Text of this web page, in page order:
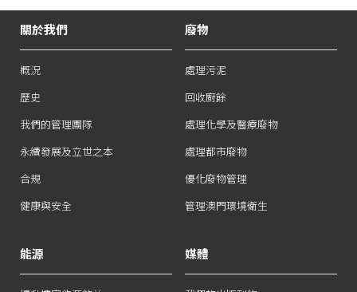
關於我們
概況
歷史
我們的管理團隊
永續發展及立世之本
合規
健康與安全
廢物
處理污泥
回收廚餘
處理化學及醫療廢物
處理都市廢物
優化廢物管理
管理澳門環境衛生
能源 媒體